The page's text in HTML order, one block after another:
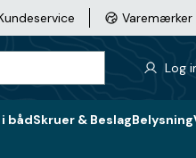
Varemærker
Log
bådSkruer & BeslagBelysning